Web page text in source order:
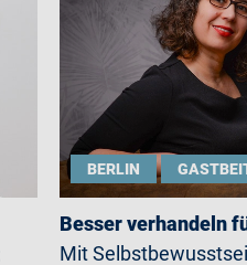
BERLIN
Besser verhandeln
Mit